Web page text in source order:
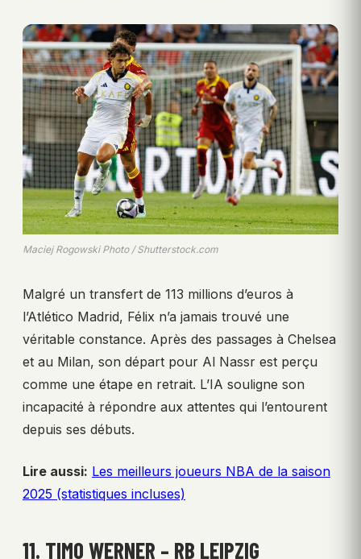
Maciej Rogowski Photo / Shutterstock.com
Malgré un transfert de 113 millions d’euros à
l’Atlético Madrid, Félix n’a jamais trouvé une
véritable constance. Après des passages à Chelsea
et au Milan, son départ pour Al Nassr est perçu
comme une étape en retrait. L’IA souligne son
incapacité à répondre aux attentes qui l’entourent
depuis ses débuts.
Lire aussi: Les meilleurs joueurs NBA de la saison
2025 (statistiques incluses)
11. TIMO WERNER – RB LEIPZIG